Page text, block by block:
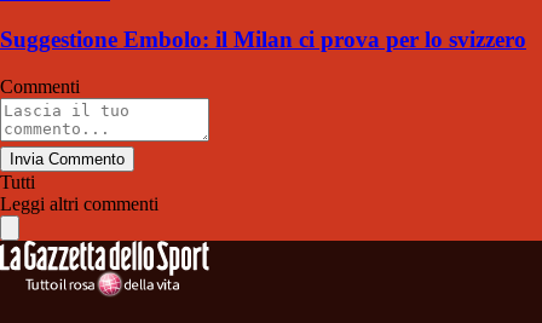
Suggestione Embolo: il Milan ci prova per lo svizzero
Commenti
Invia Commento
Tutti
Leggi altri commenti